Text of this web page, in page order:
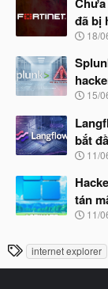
đ
ầ
ub
ắ
đ
ầ
u
đã bị
N
à
b
ắ
đ
ầ
u
18/
N
à
y
b
ắ
đ
ầ
u
15/
bắt
N
à
b
ắ
đ
ầ
u
11/
tán
N
y
11/
T
h
internet explorer